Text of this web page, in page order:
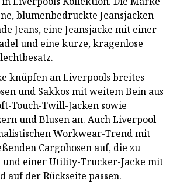
blumenbedruckte Jeansjacken
Jeans, eine Jeansjacke mit einer
und eine kurze, kragenlose
knüpfen an Liverpools breites
und Sakkos mit weitem Bein aus
Touch-Twill-Jacken sowie
und Blusen an. Auch Liverpool
Workwear-Trend mit
Cargohosen auf, die zu
und einer Utility-Trucker-Jacke mit
auf der Rückseite passen.